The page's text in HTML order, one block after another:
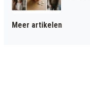
Meer artikelen